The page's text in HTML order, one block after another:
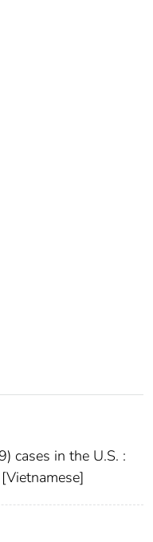
cases in the U.S. :